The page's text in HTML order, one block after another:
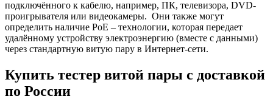
подключённого к кабелю, например, ПК, телевизора, DVD-
проигрывателя или видеокамеры. Они также могут
определить наличие PoE – технологии, которая передает
удалённому устройству электроэнергию (вместе с данными)
через стандартную витую пару в Интернет-сети.
Купить тестер витой пары с доставкой
по России